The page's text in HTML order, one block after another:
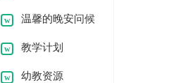
语41条温馨的晚安问候
语 教学计划
幼教资源